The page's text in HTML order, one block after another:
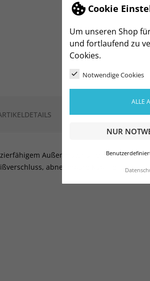
Cookie
Um unseren Shop
und fortlaufend zu
Cookies.
Notwendige Cookies
ALLE
NUR
Außenmaterial, die sich ideal
abnehmbare Kapuze, sechs